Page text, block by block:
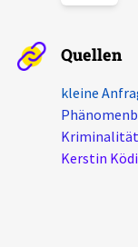
chronik.LE in der
Quellen
kleine
Kriminalität
Kerstin